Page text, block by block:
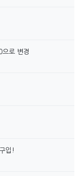
로 변경
입!